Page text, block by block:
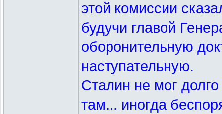
этой комиссии
будучи главой
оборонительную
наступательную.
Сталин не мог
там... иногда